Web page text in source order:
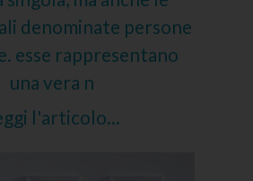
denominate persone
esse rappresentano
una vera n
l'articolo...